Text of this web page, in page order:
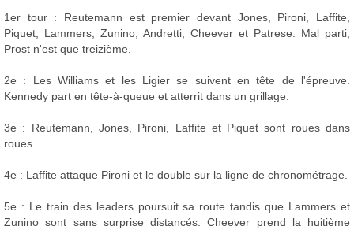
1er tour : Reutemann est premier devant Jones, Pironi, Laffite,
Piquet, Lammers, Zunino, Andretti, Cheever et Patrese. Mal parti,
Prost n'est que treizième.
2e : Les Williams et les Ligier se suivent en tête de l'épreuve.
Kennedy part en tête-à-queue et atterrit dans un grillage.
3e : Reutemann, Jones, Pironi, Laffite et Piquet sont roues dans
roues.
4e : Laffite attaque Pironi et le double sur la ligne de chronométrage.
5e : Le train des leaders poursuit sa route tandis que Lammers et
Zunino sont sans surprise distancés. Cheever prend la huitième